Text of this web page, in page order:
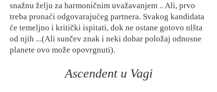
snažnu želju za harmoničnim uvažavanjem .. Ali, prvo
treba pronaći odgovarajućeg partnera. Svakog kandidata
će temeljno i kritički ispitati, dok ne ostane gotovo nlšta
od njih ...(Ali sunčev znak i neki dobar položaj odnosne
planete ovo može opovrgnuti).
Ascendent u Vagi